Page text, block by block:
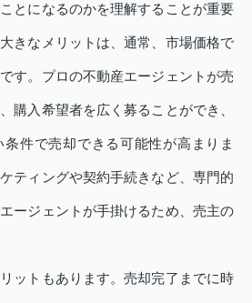
とになるのかを理解することが重要
きなメリットは、通常、市場価格で
す。プロの不動産エージェントが売
購入希望者を広く募ることができ、
件で売却できる可能性が高まりま
ティングや契約手続きなど、専門的
ージェントが手掛けるため、売主の
ットもあります。売却完了までに時